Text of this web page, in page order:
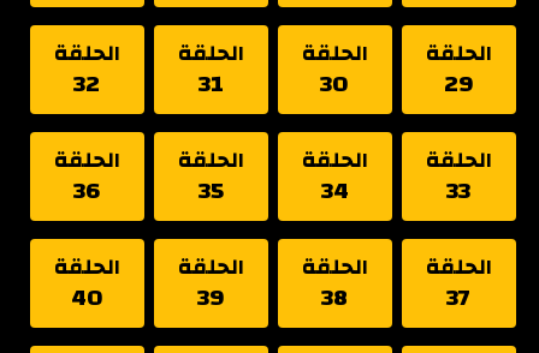
الحلقة
29
الحلقة
30
الحلقة
31
الحلقة
32
الحلقة
33
الحلقة
34
الحلقة
35
الحلقة
36
الحلقة
37
الحلقة
38
الحلقة
39
الحلقة
40